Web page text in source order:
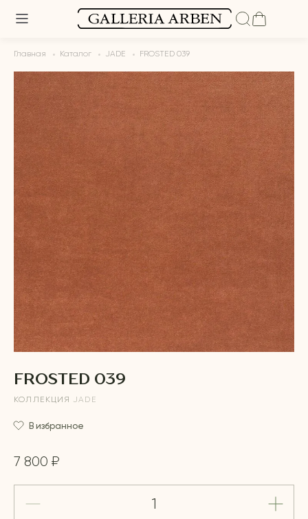
Главная Каталог JADE FROSTED 039
FROSTED 039
КОЛЛЕКЦИЯ JADE
В избранное
7 800 ₽